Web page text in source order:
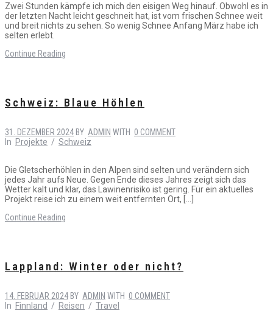
Zwei Stunden kämpfe ich mich den eisigen Weg hinauf. Obwohl es in
der letzten Nacht leicht geschneit hat, ist vom frischen Schnee weit
und breit nichts zu sehen. So wenig Schnee Anfang März habe ich
selten erlebt.
Continue Reading
Schweiz: Blaue Höhlen
31. DEZEMBER 2024 BY ADMIN WITH 0 COMMENT
In Projekte / Schweiz
Die Gletscherhöhlen in den Alpen sind selten und verändern sich
jedes Jahr aufs Neue. Gegen Ende dieses Jahres zeigt sich das
Wetter kalt und klar, das Lawinenrisiko ist gering. Für ein aktuelles
Projekt reise ich zu einem weit entfernten Ort, […]
Continue Reading
Lappland: Winter oder nicht?
14. FEBRUAR 2024 BY ADMIN WITH 0 COMMENT
In Finnland / Reisen / Travel